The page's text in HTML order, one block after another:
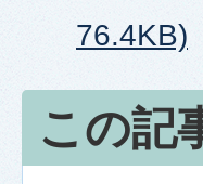
76.4KB)
この記